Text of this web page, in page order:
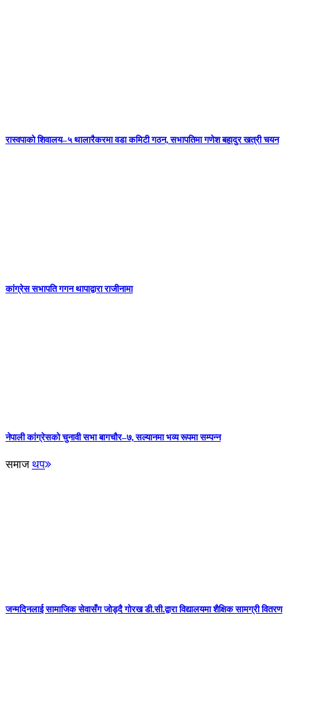
रास्वपाको शिवालय–५ थालारैकरमा वडा कमिटी गठन, सभापतिमा गणेश बहादुर खत्री चयन
कांग्रेस सभापति गगन थापाद्वारा राजीनामा
नेपाली कांग्रेसको चुनावी सभा बागचौर–७, सल्यानमा भव्य रूपमा सम्पन्न
समाज थप
जन्मदिनलाई सामाजिक सेवासँग जोड्दै गोरख डी.सी.द्वारा विद्यालयमा शैक्षिक सामग्री वितरण